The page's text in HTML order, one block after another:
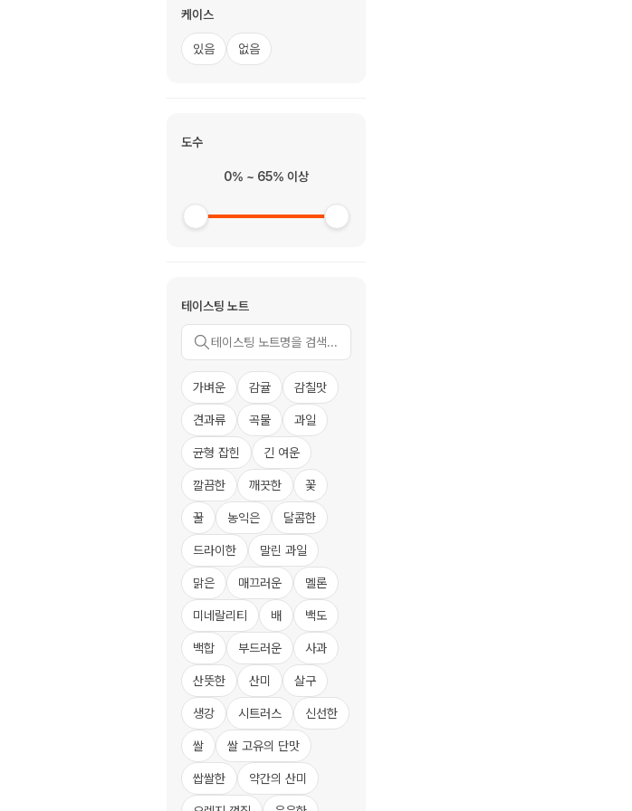
케이스
있음 없음
도수
0% ~ 65% 이상
테이스팅 노트
가벼운 감귤 감칠맛
견과류 곡물 과일
균형 잡힌 긴 여운
깔끔한 깨끗한 꽃
꿀 농익은 달콤한
드라이한 말린 과일
맑은 매끄러운 멜론
미네랄리티 배 백도
백합 부드러운 사과
산뜻한 산미 살구
생강 시트러스 신선한
쌀 쌀 고유의 단맛
쌉쌀한 약간의 산미